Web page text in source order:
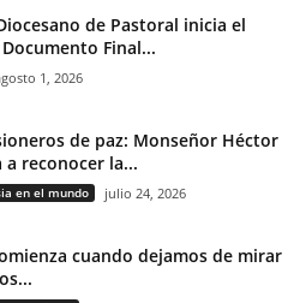
de Pastoral inicia el
Final...
1, 2026
de paz: Monseñor Héctor
a reconocer la...
en el mundo julio 24, 2026
cuando dejamos de mirar